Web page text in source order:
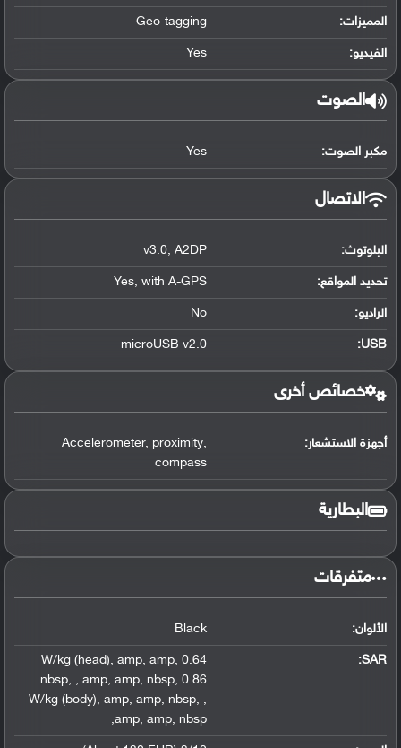
المميزات: Geo-tagging
الفيديو: Yes
الصوت
مكبر الصوت: Yes
الاتصال
البلوتوث:
v3.0, A2DP
تحديد المواقع:
Yes, with A-GPS
الراديو: No
USB
:
microUSB v2.0
خصائص أخرى
أجهزة الاستشعار: Accelerometer, proximity,
compass
البطارية
متفرقات
الألوان: Black
SAR
:
0.64 W/kg (head)
, amp, amp,
nbsp, , amp, amp, nbsp, 0.86
W/kg (body), amp, amp, nbsp, ,
amp, amp, nbsp
,